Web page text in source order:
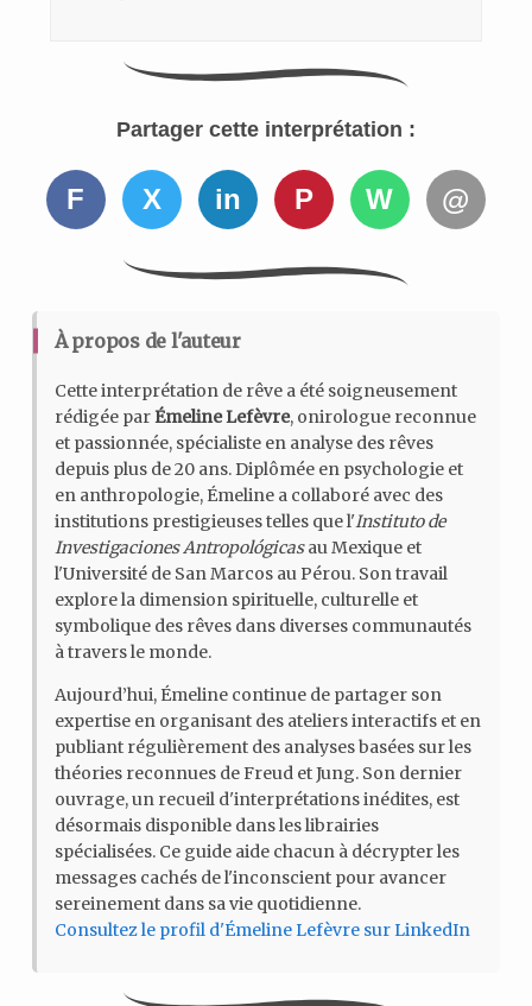
Partager cette interprétation :
F X in P W @
À propos de l'auteur
Cette interprétation de rêve a été soigneusement
rédigée parÉmeline Lefèvre, onirologue reconnue
et passionnée, spécialiste en analyse des rêves
depuis plus de 20 ans. Diplômée en psychologie et
en anthropologie, Émeline a collaboré avec des
institutions prestigieuses telles que l'Instituto de
Investigaciones Antropológicasau Mexique et
l'Université de San Marcos au Pérou. Son travail
explore la dimension spirituelle, culturelle et
symbolique des rêves dans diverses communautés
à travers le monde.
Aujourd’hui, Émeline continue de partager son
expertise en organisant des ateliers interactifs et en
publiant régulièrement des analyses basées sur les
théories reconnues de Freud et Jung. Son dernier
ouvrage, un recueil d'interprétations inédites, est
désormais disponible dans les librairies
spécialisées. Ce guide aide chacun à décrypter les
messages cachés de l'inconscient pour avancer
sereinement dans sa vie quotidienne.
Consultez le profil d'Émeline Lefèvre sur LinkedIn